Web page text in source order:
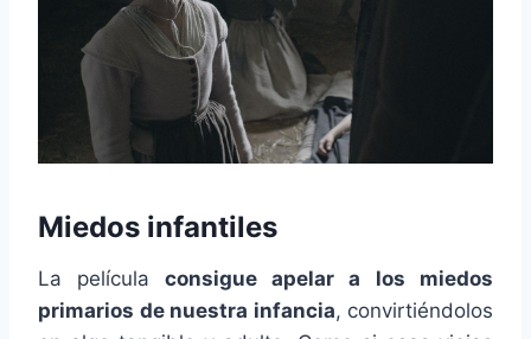
Miedos infantiles
La película consigue apelar a los miedos
primarios de nuestra infancia, convirtiéndolos